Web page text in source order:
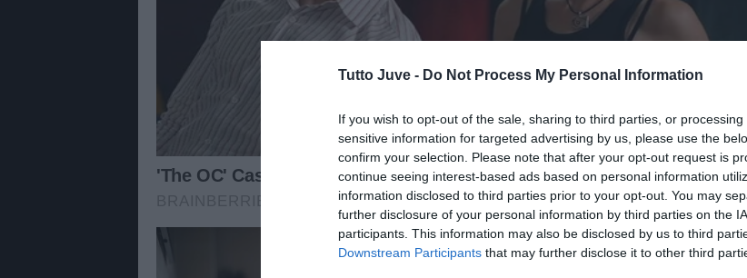
Tutto Juve - Do Not Process My Personal Information
If you wish to opt-out of the sale, sharing to third parties, or
sensitive information for targeted advertising by us, please use the
confirm your selection. Please note that after your opt-out request is
continue seeing interest-based ads based on personal information
information disclosed to third parties prior to your opt-out. You may
further disclosure of your personal information by third parties on the
participants. This information may also be disclosed by us to third
Downstream Participants that may further disclose it to other third